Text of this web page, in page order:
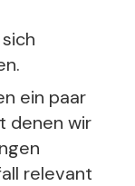
ein paar
denen wir
relevant